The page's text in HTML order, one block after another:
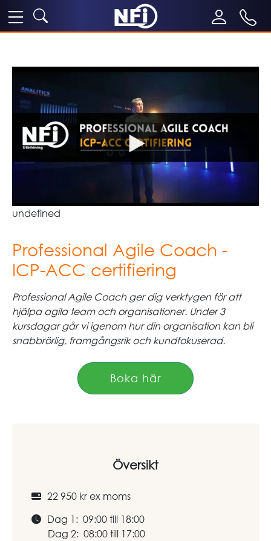
undefined
Professional Agile Coach -
ICP-ACC certifiering
Professional Agile Coach ger dig verktygen för att
hjälpa agila team och organisationer. Under 3
kursdagar går vi igenom hur din organisation kan bli
snabbrörlig, framgångsrik och kundfokuserad.
Boka här
Översikt
22 950 kr ex moms
Dag 1: 09:00 till 18:00
Dag 2: 08:00 till 17:00